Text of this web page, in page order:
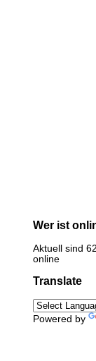
Wer ist
Aktuell sind
online
Translate
Powered by